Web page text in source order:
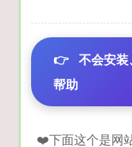
👉 不会安
帮助
❤️下面这个是网